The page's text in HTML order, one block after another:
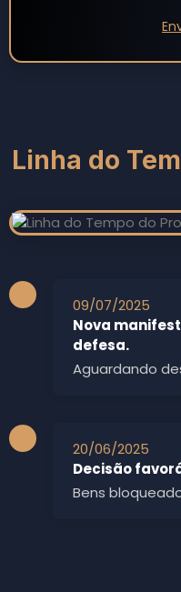
Linha do
09/07/2025
Nova
defesa.
Aguardando
20/06/2025
Decisão
Bens